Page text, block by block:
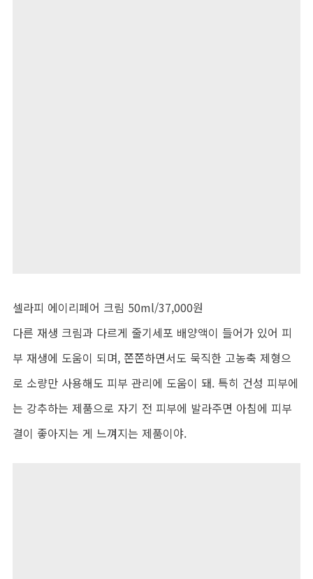
셀라피 에이리페어 크림 50ml/37,000원
다른 재생 크림과 다르게 줄기세포 배양액이 들어가 있어 피
부 재생에 도움이 되며, 쫀쫀하면서도 묵직한 고농축 제형으
로 소량만 사용해도 피부 관리에 도움이 돼. 특히 건성 피부에
는 강추하는 제품으로 자기 전 피부에 발라주면 아침에 피부
결이 좋아지는 게 느껴지는 제품이야.